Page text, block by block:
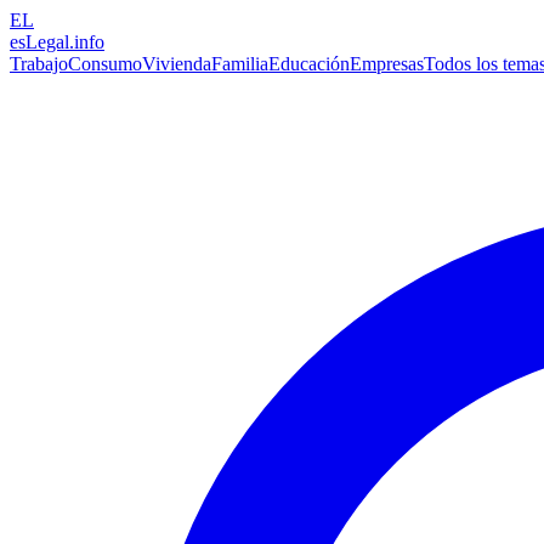
EL
esLegal.info
TrabajoConsumoViviendaFamiliaEducaciónEmpresasTodos los